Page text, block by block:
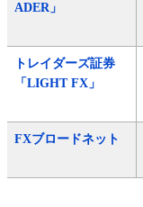
ADER」
トレイダーズ証券
「LIGHT FX」
FXブロードネット